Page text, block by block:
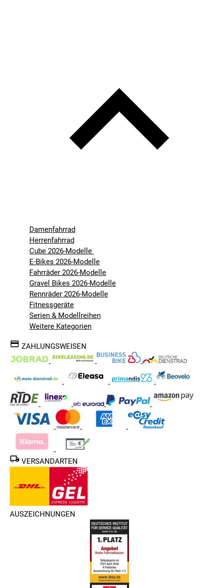
Damenfahrrad
Herrenfahrrad
Cube 2026-Modelle
E-Bikes 2026-Modelle
Fahrräder 2026-Modelle
Gravel Bikes 2026-Modelle
Rennräder 2026-Modelle
Fitnessgeräte
Serien & Modellreihen
Weitere Kategorien
ZAHLUNGSWEISEN
VERSANDARTEN
AUSZEICHNUNGEN